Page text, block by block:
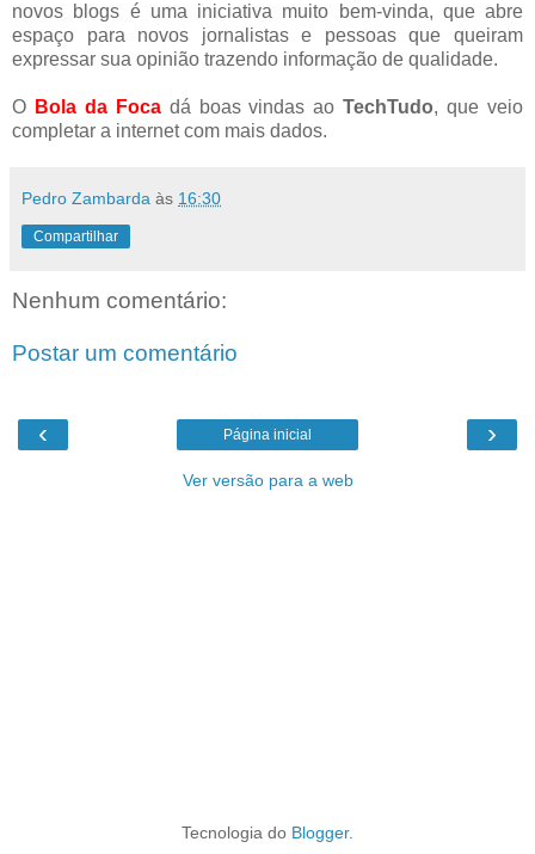
novos blogs é uma iniciativa muito bem-vinda, que abre
espaço para novos jornalistas e pessoas que queiram
expressar sua opinião trazendo informação de qualidade.
O Bola da Focadá boas vindas aoTechTudo, que veio
completar a internet com mais dados.
Pedro Zambarda às 16:30
Compartilhar
Nenhum comentário:
Postar um comentário
‹ ›
Página inicial
Ver versão para a web
Tecnologia do Blogger.